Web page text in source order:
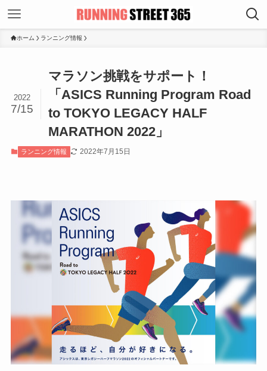
ホーム ランニング情報
マラソン挑戦をサポート！
「ASICS Running Program Road
to TOKYO LEGACY HALF
MARATHON 2022」
2022
7/15
ランニング情報 2022年7月15日